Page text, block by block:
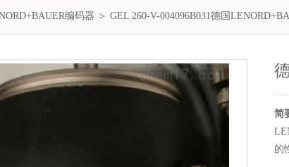
编码器 ＞ GEL 260-V-004096B031德国
简
的